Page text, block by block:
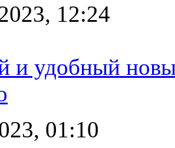
12:24
и удобный
01:10